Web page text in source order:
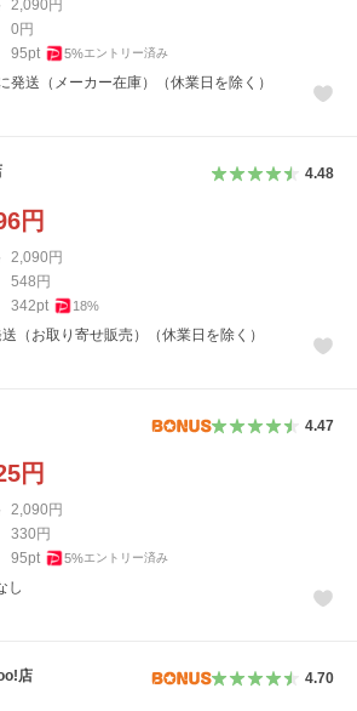
2,090 円
0 円
95pt 5%エントリー済み
発送（メーカー在庫）（休業日を除く）
4.48
円
2,090 円
548 円
342pt 18%
（お取り寄せ販売）（休業日を除く）
4.47
円
2,090 円
330 円
95pt 5%エントリー済み
し
店 4.70